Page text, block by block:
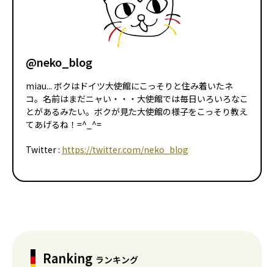
@neko_blog
miau... ボクはドイツ大使館にこっそりと住み着いたネ
コ。名前はまだニャい・・・大使館では毎日いろいろなこ
とがあるみたい。ボクが見た大使館の様子をこっそり教え
てあげるね！=^_^=
Twitter : https://twitter.com/neko_blog
Ranking ランキング